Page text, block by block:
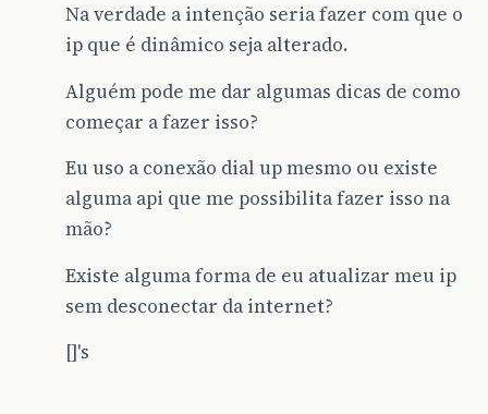
Na verdade a intenção seria fazer com que o
ip que é dinâmico seja alterado.
Alguém pode me dar algumas dicas de como
começar a fazer isso?
Eu uso a conexão dial up mesmo ou existe
alguma api que me possibilita fazer isso na
mão?
Existe alguma forma de eu atualizar meu ip
sem desconectar da internet?
[]'s